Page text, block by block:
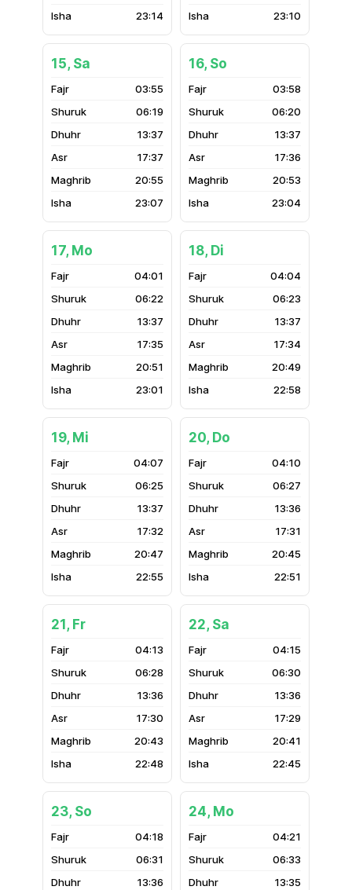
23:14
23:10
15, Sa
03:55
06:19
13:37
17:37
20:55
23:07
16, So
03:58
06:20
13:37
17:36
20:53
23:04
17, Mo
04:01
06:22
13:37
17:35
20:51
23:01
18, Di
04:04
06:23
13:37
17:34
20:49
22:58
19, Mi
04:07
06:25
13:37
17:32
20:47
22:55
20, Do
04:10
06:27
13:36
17:31
20:45
22:51
21, Fr
04:13
06:28
13:36
17:30
20:43
22:48
22, Sa
04:15
06:30
13:36
17:29
20:41
22:45
23, So
04:18
06:31
13:36
24, Mo
04:21
06:33
13:35